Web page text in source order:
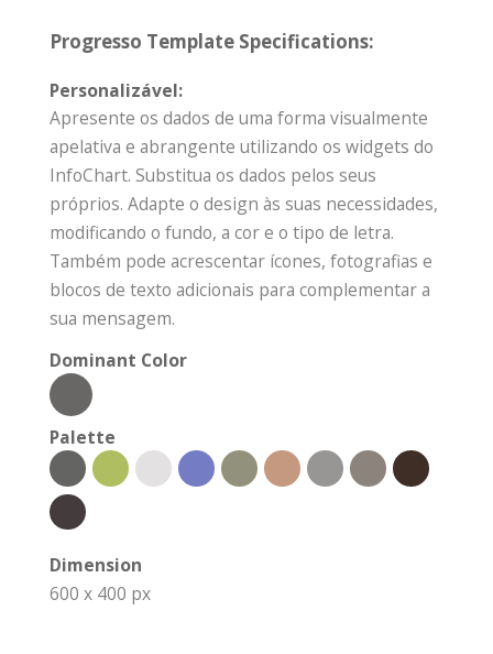
Progresso Template Specifications:
Personalizável:
Apresente os dados de uma forma visualmente
apelativa e abrangente utilizando os widgets do
InfoChart. Substitua os dados pelos seus
próprios. Adapte o design às suas necessidades,
modificando o fundo, a cor e o tipo de letra.
Também pode acrescentar ícones, fotografias e
blocos de texto adicionais para complementar a
sua mensagem.
Dominant Color
Palette
Dimension
600 x 400 px